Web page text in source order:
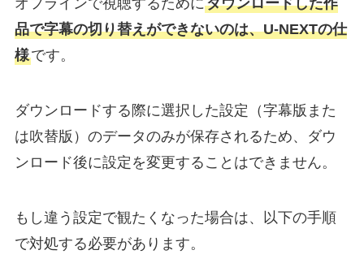
オフラインで視聴するためにダウンロードした作
品で字幕の切り替えができないのは、U-NEXTの仕
様です。
ダウンロードする際に選択した設定（字幕版また
は吹替版）のデータのみが保存されるため、ダウ
ンロード後に設定を変更することはできません。
もし違う設定で観たくなった場合は、以下の手順
で対処する必要があります。